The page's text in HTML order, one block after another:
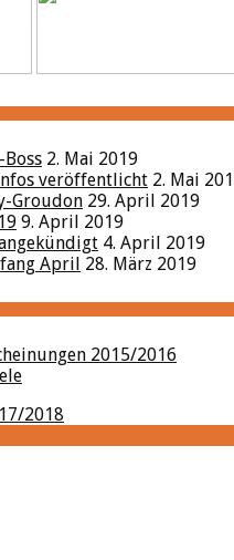
2. Mai 2019
veröffentlicht 2. Mai
Groudon 29. April 2019
9. April 2019
4. April 2019
April 28. März 2019